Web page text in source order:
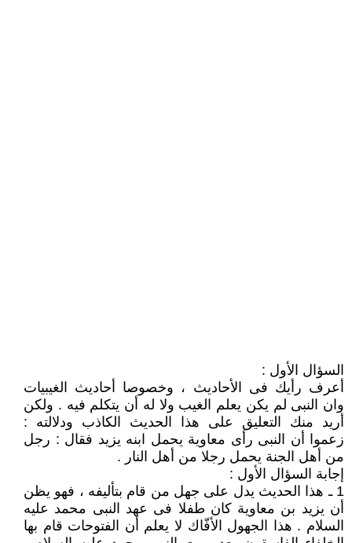
السؤال الأول :
أعرف رأيك فى الأحاديث ، وخصوصا أحاديث الغيبيات
وان النبى لم يكن يعلم الغيب ولا له أن يتكلم فيه . ولكن
أريد منك التعليق على هذا الحديث الكاذب ودلالته :
زعموا أن النبى رأى معاوية يحمل ابنه يزيد فقال : رجل
من أهل الجنة يحمل رجلا من أهل النار .
إجابة السؤال الأول :
1 ـ هذا الحديث يدل على جهل من قام بتأليفه ، فهو يظن
أن يزيد بن معاوية كان طفلا فى عهد النبى محمد عليه
السلام . هذا الجهول الأفّاك لا يعلم أن الفتوحات قام بها